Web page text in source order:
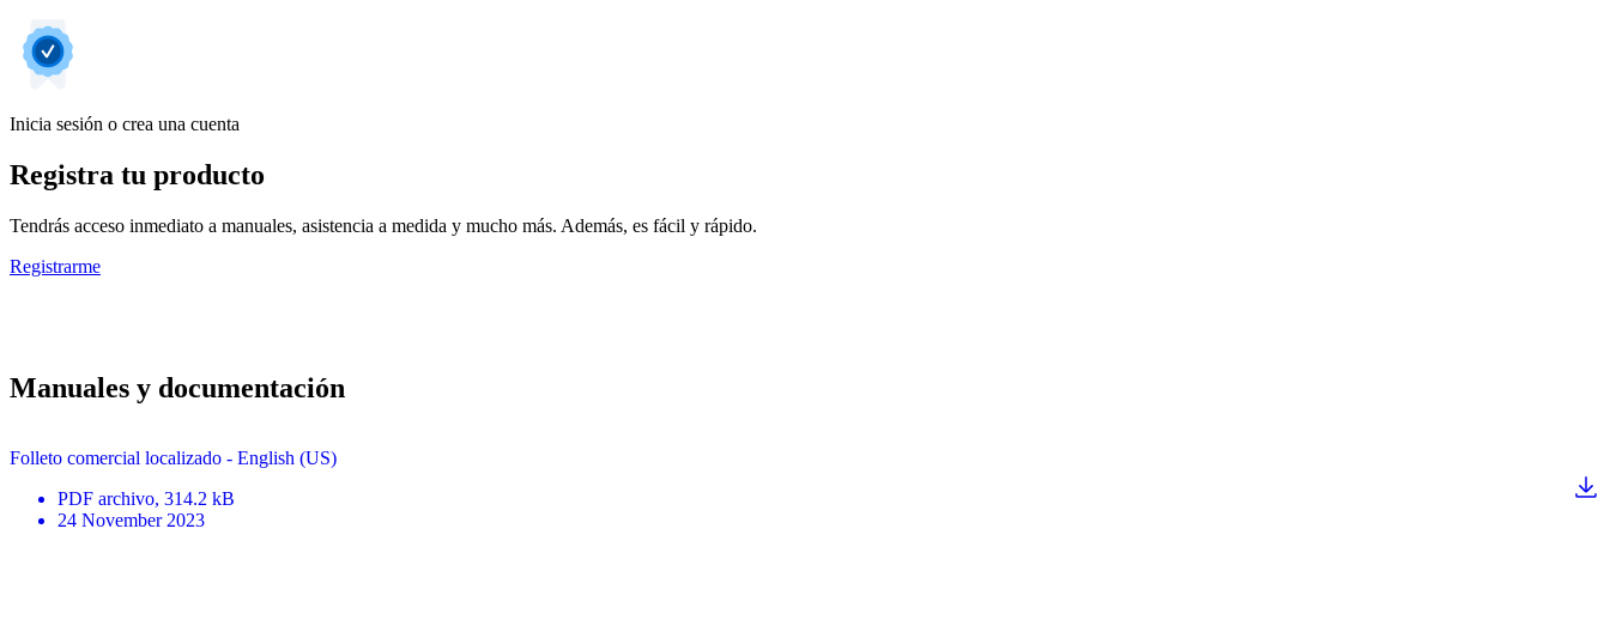
Inicia sesión o crea una cuenta
Registra tu producto
Tendrás acceso inmediato a manuales, asistencia a medida y mucho más. Además, es fácil y rápido.
Registrarme
Manuales y documentación
Folleto comercial localizado - English (US)
PDF archivo, 314.2 kB
24 November 2023